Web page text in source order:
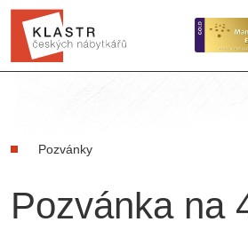
Pozvánky
Pozvánka na